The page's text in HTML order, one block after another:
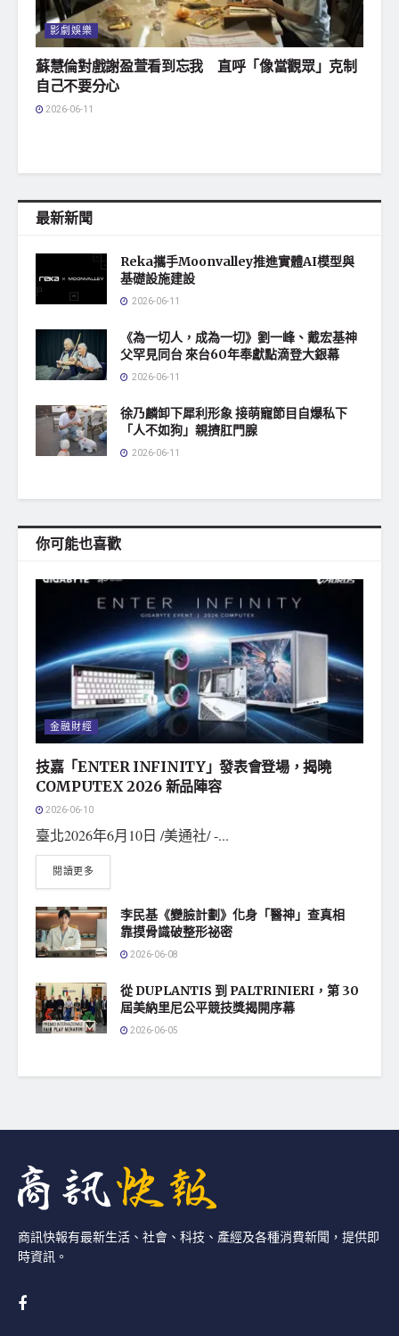
影劇娛樂
蘇慧倫對戲謝盈萱看到忘我 直呼「像當觀眾」克制
自己不要分心
2026-06-11
最新新聞
Reka攜手Moonvalley推進實體AI模型與
基礎設施建設
2026-06-11
《為一切人，成為一切》劉一峰、戴宏基神
父罕見同台 來台60年奉獻點滴登大銀幕
2026-06-11
徐乃麟卸下犀利形象 接萌寵節目自爆私下
「人不如狗」親擠肛門腺
2026-06-11
你可能也喜歡
金融財經
技嘉「ENTER INFINITY」發表會登場，揭曉
COMPUTEX 2026 新品陣容
2026-06-10
臺北2026年6月10日 /美通社/ -...
閱讀更多
李民基《變臉計劃》化身「醫神」查真相
靠摸骨識破整形祕密
2026-06-08
從 DUPLANTIS 到 PALTRINIERI，第 30
屆美納里尼公平競技獎揭開序幕
2026-06-05
商訊快報有最新生活、社會、科技、產經及各種消費新聞，提供即
時資訊。